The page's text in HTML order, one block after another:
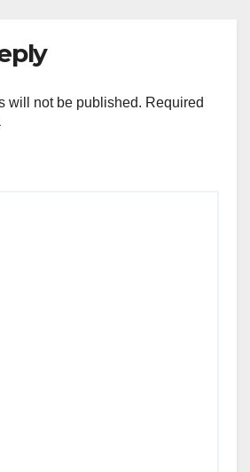
will not be published. Required